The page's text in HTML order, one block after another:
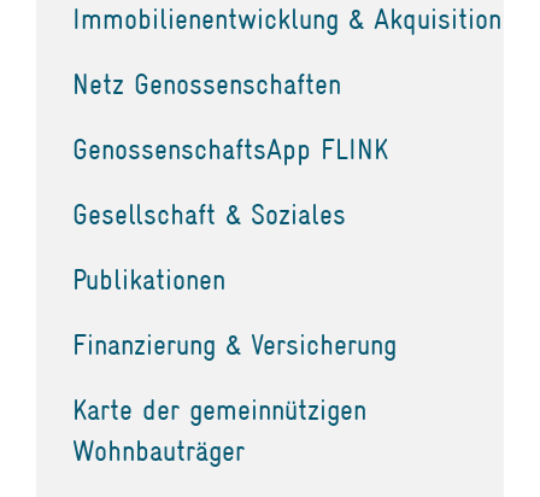
Immobilienentwicklung & Akquisition
Netz Genossenschaften
GenossenschaftsApp FLINK
Gesellschaft & Soziales
Publikationen
Finanzierung & Versicherung
Karte der gemeinnützigen
Wohnbauträger